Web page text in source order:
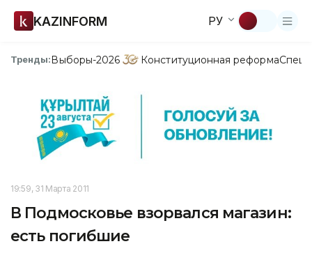
KAZINFORM РУ
Тренды:Выборы-2026 Конституционная реформа
19:59, 31 Марта 2011
В Подмосковье взорвался магазин:
есть погибшие